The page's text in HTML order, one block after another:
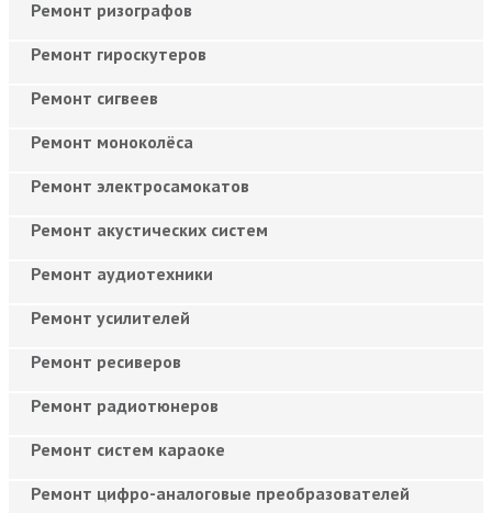
Ремонт ризографов
Ремонт гироскутеров
Ремонт сигвеев
Ремонт моноколёса
Ремонт электросамокатов
Ремонт акустических систем
Ремонт аудиотехники
Ремонт усилителей
Ремонт ресиверов
Ремонт радиотюнеров
Ремонт систем караоке
Ремонт цифро-аналоговые преобразователей